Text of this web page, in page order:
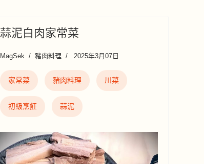
蒜泥白肉家常菜
MagSek 豬肉料理 2025年3月07日
家常菜 豬肉料理 川菜
初級烹飪 蒜泥